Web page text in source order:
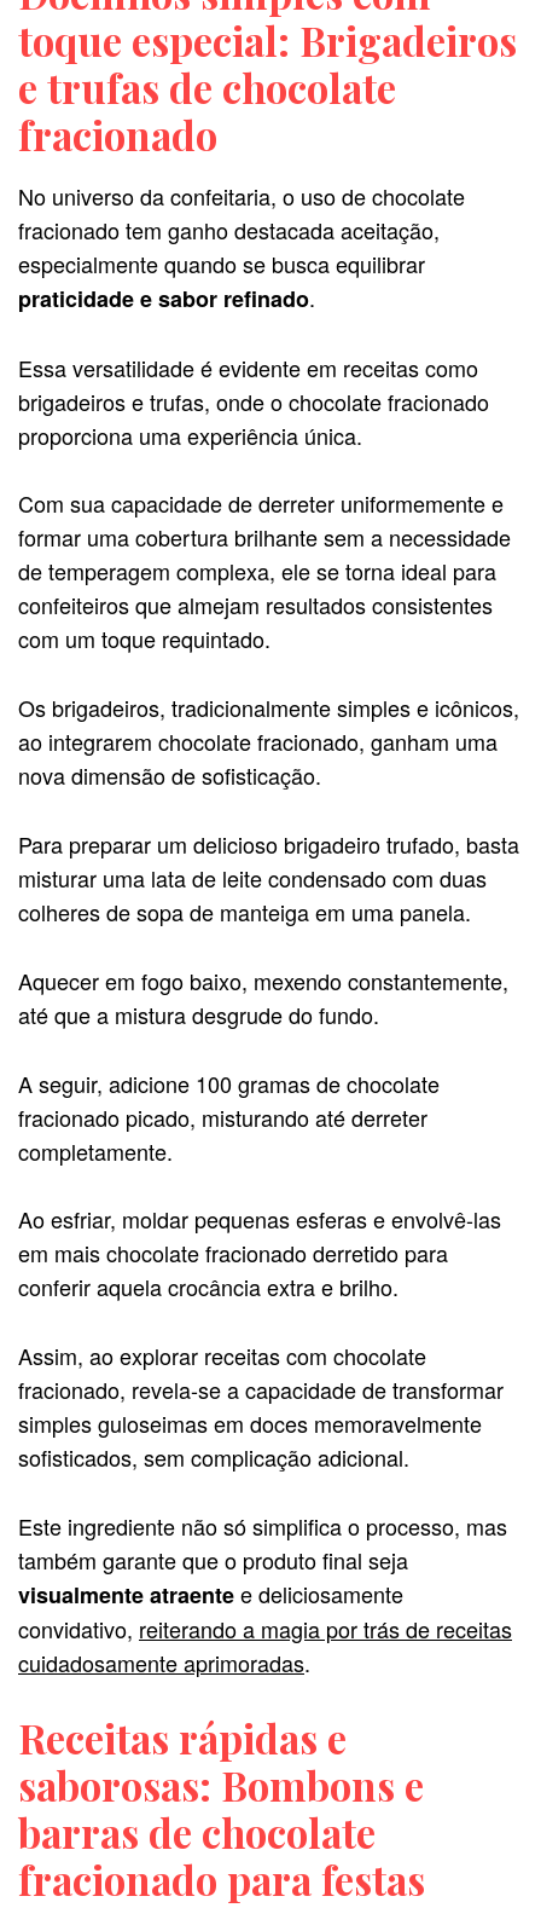
toque especial: Brigadeiros
e trufas de chocolate
fracionado
No universo da confeitaria, o uso de chocolate
fracionado tem ganho destacada aceitação,
especialmente quando se busca equilibrar
praticidade e sabor refinado.
Essa versatilidade é evidente em receitas como
brigadeiros e trufas, onde o chocolate fracionado
proporciona uma experiência única.
Com sua capacidade de derreter uniformemente e
formar uma cobertura brilhante sem a necessidade
de temperagem complexa, ele se torna ideal para
confeiteiros que almejam resultados consistentes
com um toque requintado.
Os brigadeiros, tradicionalmente simples e icônicos,
ao integrarem chocolate fracionado, ganham uma
nova dimensão de sofisticação.
Para preparar um delicioso brigadeiro trufado, basta
misturar uma lata de leite condensado com duas
colheres de sopa de manteiga em uma panela.
Aquecer em fogo baixo, mexendo constantemente,
até que a mistura desgrude do fundo.
A seguir, adicione 100 gramas de chocolate
fracionado picado, misturando até derreter
completamente.
Ao esfriar, moldar pequenas esferas e envolvê-las
em mais chocolate fracionado derretido para
conferir aquela crocância extra e brilho.
Assim, ao explorar receitas com chocolate
fracionado, revela-se a capacidade de transformar
simples guloseimas em doces memoravelmente
sofisticados, sem complicação adicional.
Este ingrediente não só simplifica o processo, mas
também garante que o produto final seja
visualmente atraentee deliciosamente
convidativo, reiterando a magia por trás de receitas
cuidadosamente aprimoradas.
Receitas rápidas e
saborosas: Bombons e
barras de chocolate
fracionado para festas